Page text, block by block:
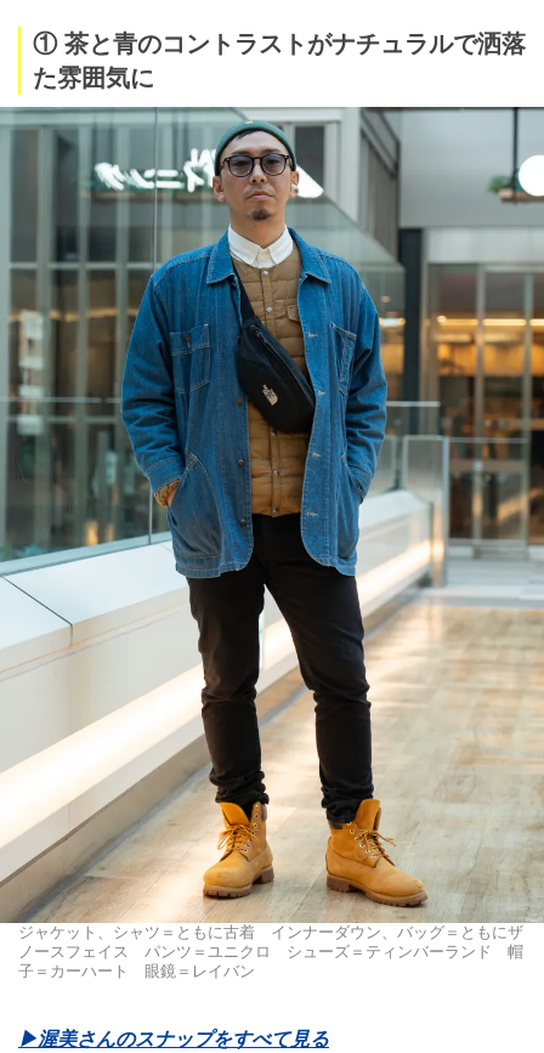
① 茶と青のコントラストがナチュラルで洒落
た雰囲気に
ジャケット、シャツ＝ともに古着 インナーダウン、バッグ＝ともにザ
ノースフェイス パンツ＝ユニクロ シューズ＝ティンバーランド 帽
子＝カーハート 眼鏡＝レイバン
▶︎渥美さんのスナップをすべて見る